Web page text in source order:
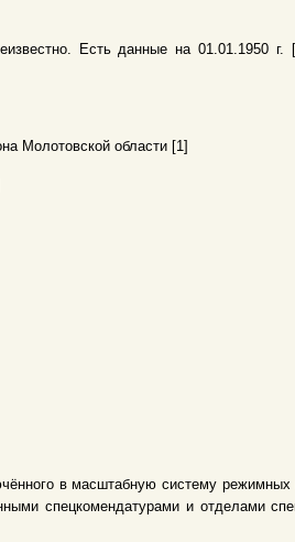
Есть данные на 01.01.1950
Молотовской области [1]
в масштабную систему
спецкомендатурами и отделами